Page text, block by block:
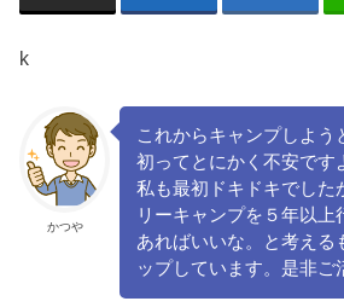
k
かつや
これからキャンプしよう
初ってとにかく不安です
私も最初ドキドキでした
リーキャンプを５年以上
あればいいな。と考える
ップしています。是非ご